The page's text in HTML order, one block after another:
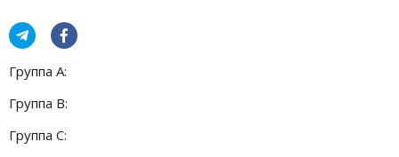
Группа А:
Группа B:
Группа C: